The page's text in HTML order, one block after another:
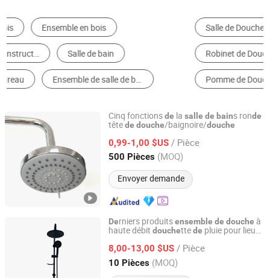
Salle de Douche Simple Robinet de Lavabo
Robinet de Douche Ensemble de Douche
Pomme de Douche Robinet de Baignoire
Cinq fonctionsde la salle de bains ronde
têtede douche/baignoire/douche
0,99-1,00 $US / Pièce
500 Pièces (MOQ)
Envoyer demande
Yuyao Haiteng Import & Export Co., Ltd.
Zhejiang, China Depuis 2017
Derniers produitsensemble de douche à
haute débit douchettede pluie pour lieu
8,00-13,00 $US / Pièce
10 Pièces (MOQ)
Wenzhou Kelin Sanitary Ware Co., Ltd
Zhejiang, China Depuis 2026